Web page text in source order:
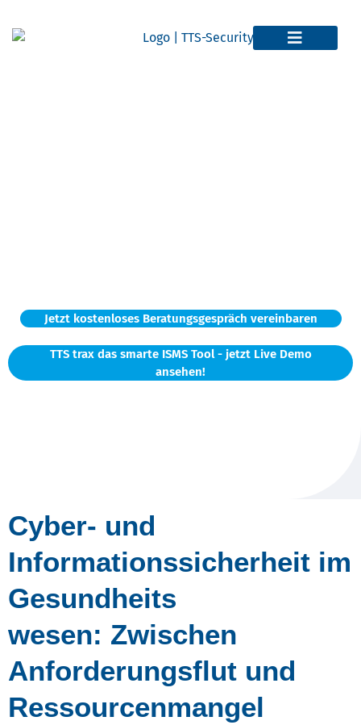
Jetzt kostenloses Beratungsgespräch vereinbaren
TTS trax das smarte ISMS Tool - jetzt Live Demo
ansehen!
Cyber- und
Informationssicherheit im
Gesundheits
wesen: Zwischen
Anforderungsflut und
Ressourcenmangel